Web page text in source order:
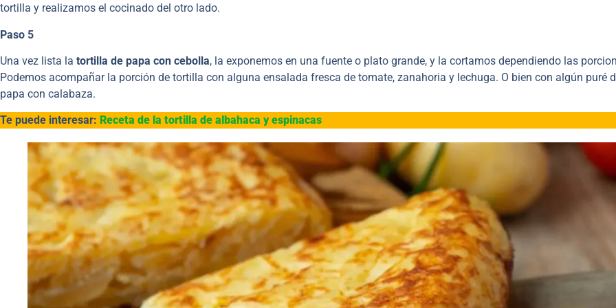
tortilla y realizamos el cocinado del otro lado.
Paso 5
Una vez lista la tortilla de papa con cebolla, la exponemos en una fuente o plato grande, y la cortamos dependiendo las
Podemos acompañar la porción de tortilla con alguna ensalada fresca de tomate, zanahoria y lechuga. O bien con algún puré
papa con calabaza.
Te puede interesar: Receta de la tortilla de albahaca y espinacas